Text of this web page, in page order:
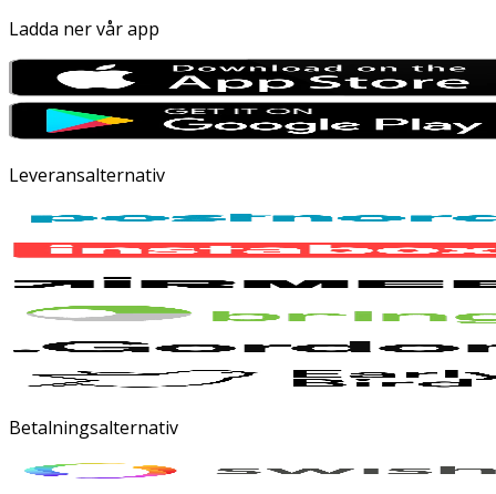
Ladda ner vår app
Leveransalternativ
Betalningsalternativ